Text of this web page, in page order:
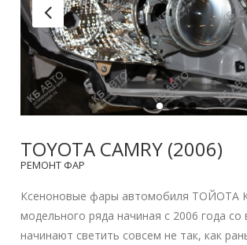
TOYOTA CAMRY (2006)
РЕМОНТ ФАР
Ксеноновые фары автомобиля ТОЙОТА
модельного ряда начиная с 2006 года со
начинают светить совсем не так, как